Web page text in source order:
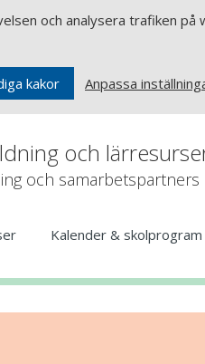
och analysera trafiken
kakor Anpassa
och
och samarbetspartners
Kalender & skolprogram